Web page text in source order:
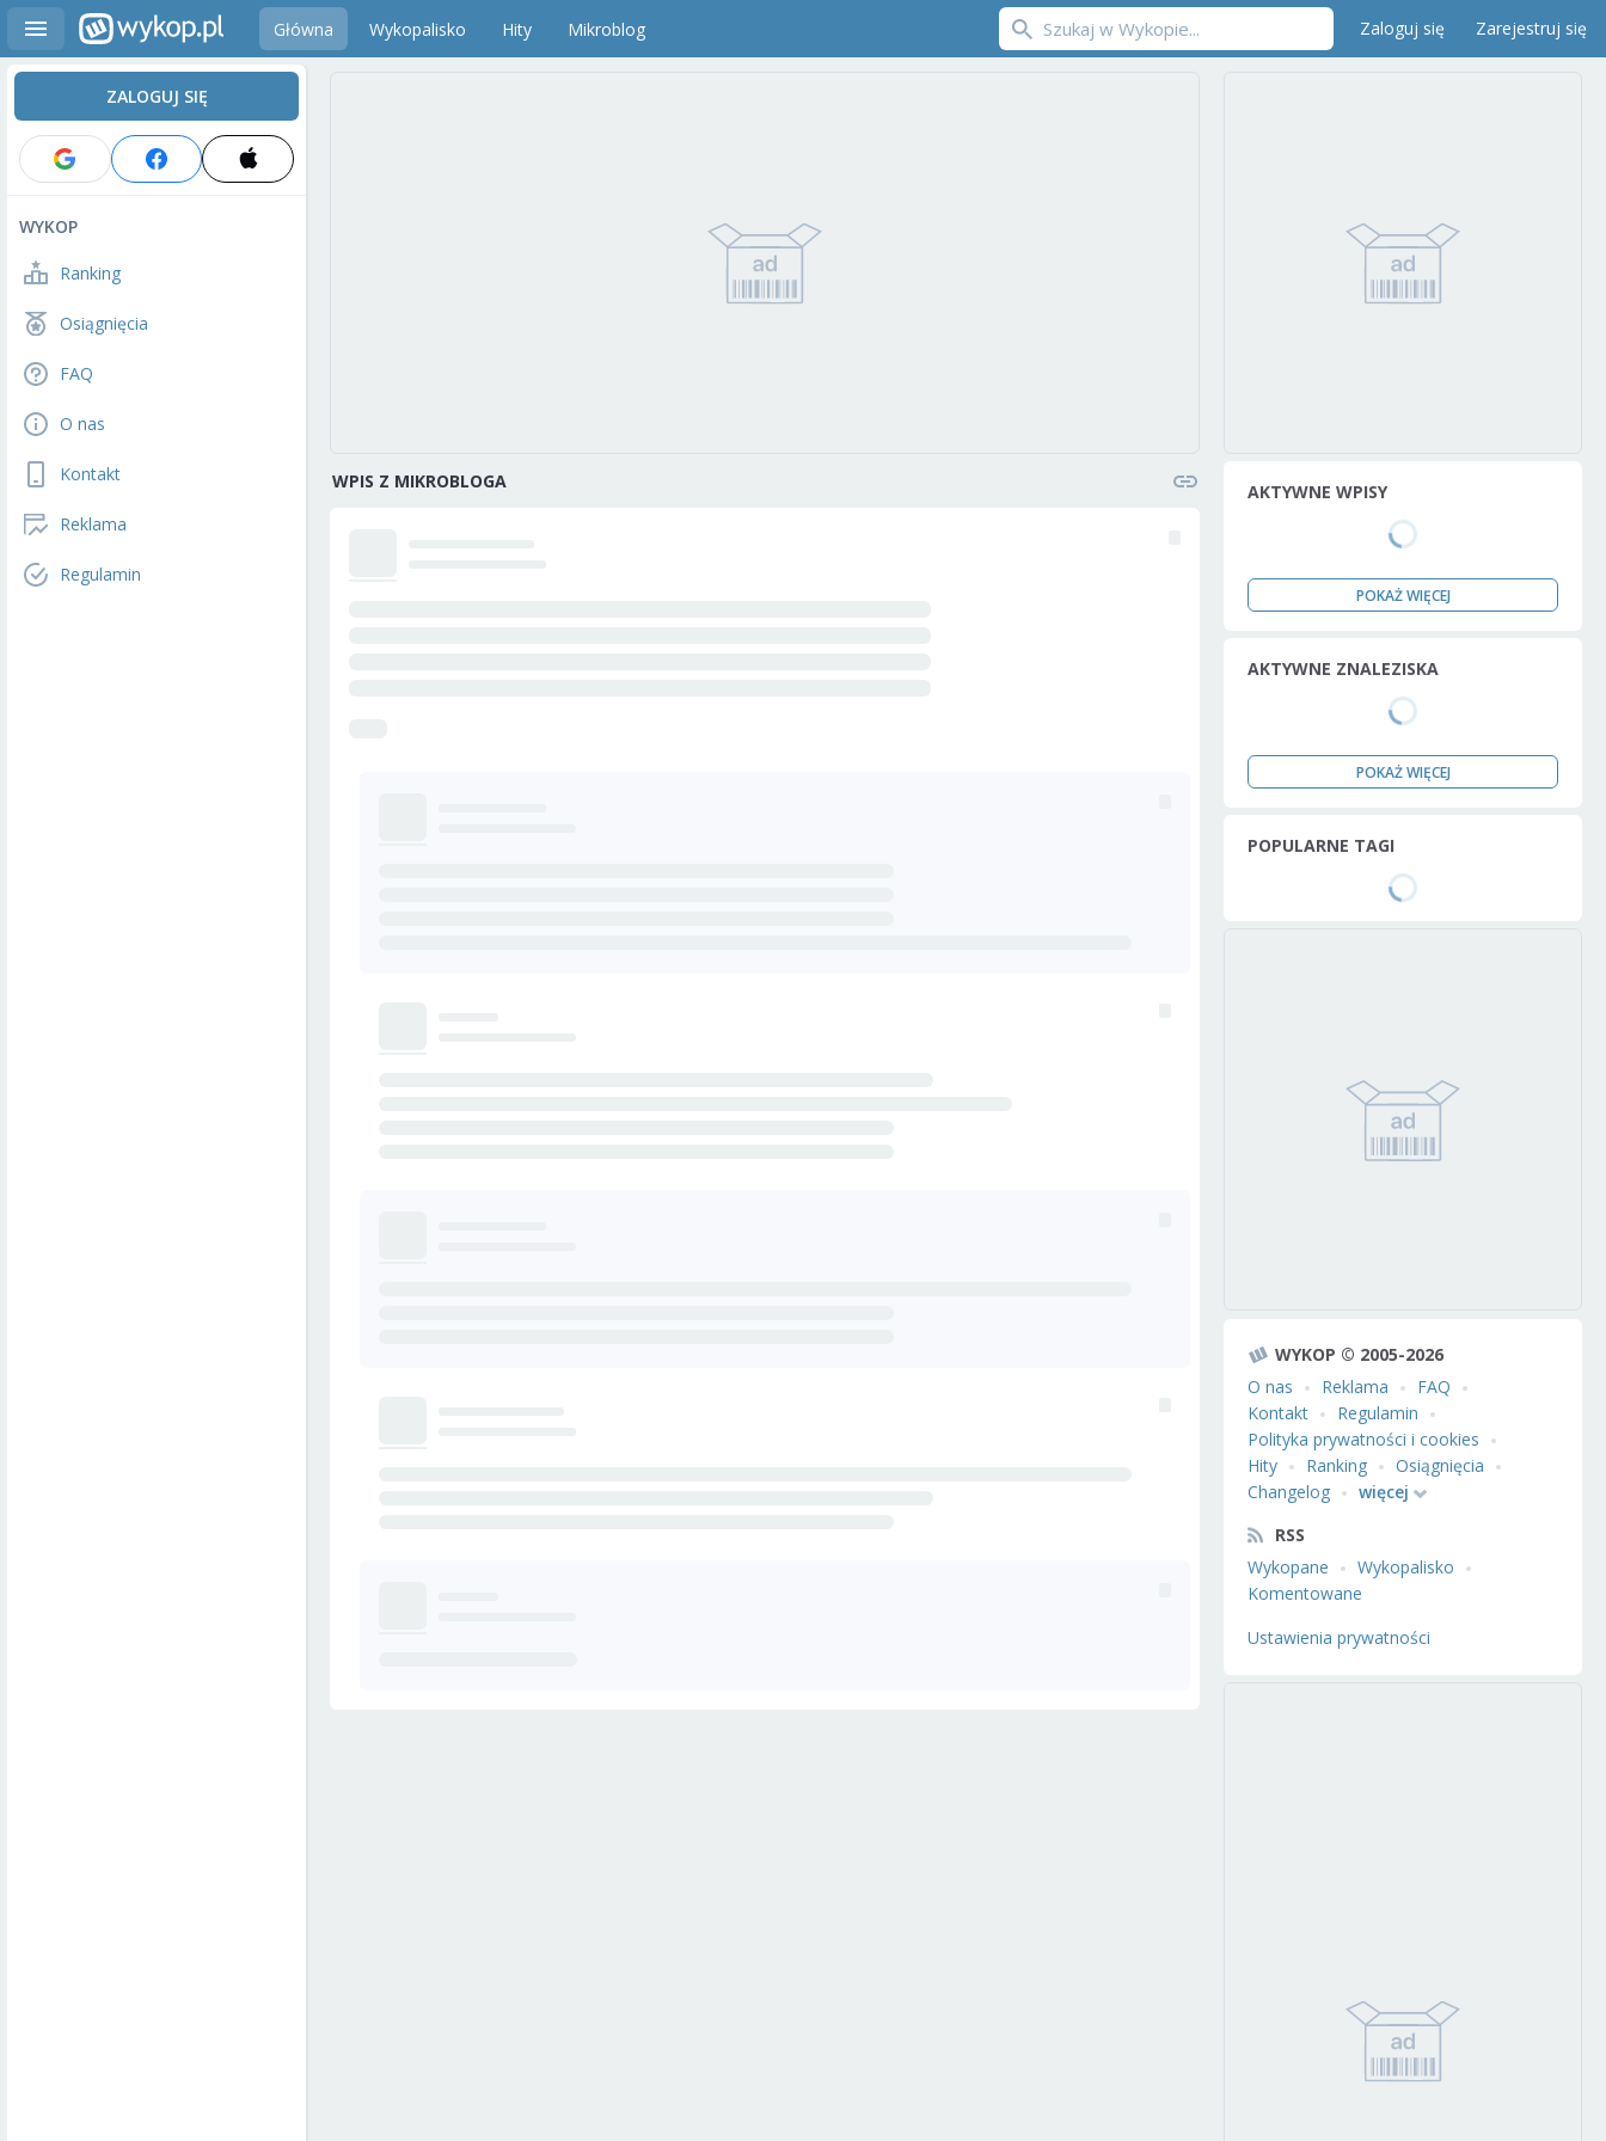
Główna Wykopalisko Hity Mikroblog Zaloguj się Zarejestruj się
ZALOGUJ SIĘ
WYKOP
Ranking
Osiągnięcia
FAQ
O nas
Kontakt
Reklama
Regulamin
WPIS Z MIKROBLOGA AKTYWNE WPISY
POKAŻ WIĘCEJ
AKTYWNE ZNALEZISKA
POKAŻ WIĘCEJ
POPULARNE TAGI
WYKOP © 2005-2026
O nas
Reklama
FAQ
Kontakt
Regulamin
Polityka prywatności i cookies
Hity
Ranking
Osiągnięcia
Changelog
więcej
RSS
Wykopane
Wykopalisko
Komentowane
Ustawienia prywatności